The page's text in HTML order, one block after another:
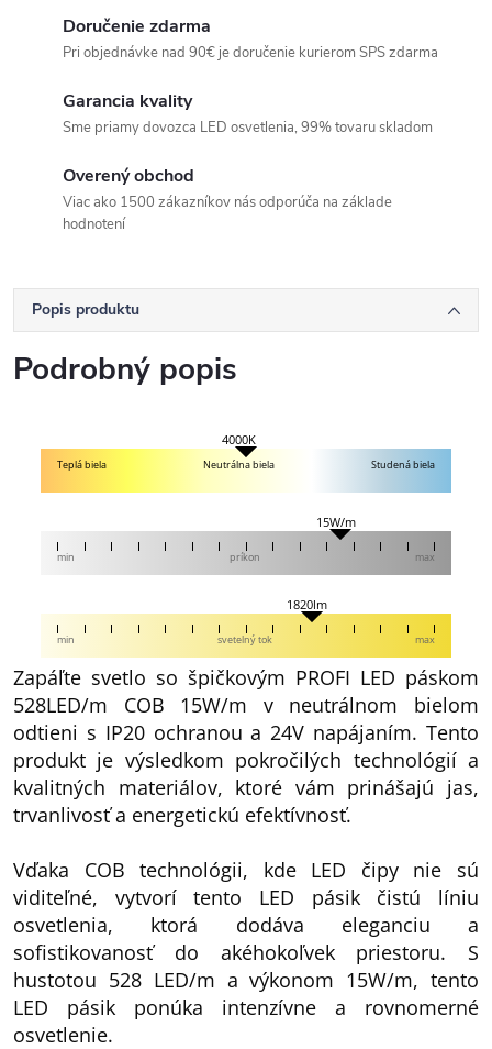
Doručenie zdarma
Pri objednávke nad 90€ je doručenie kurierom SPS zdarma
Garancia kvality
Sme priamy dovozca LED osvetlenia, 99% tovaru skladom
Overený obchod
Viac ako 1500 zákazníkov nás odporúča na základe
hodnotení
Popis produktu
Podrobný popis
4000K
Teplá biela Neutrálna biela Studená biela
15W/m
min príkon max
1820lm
min svetelný tok max
Zapáľte svetlo so špičkovým PROFI LED páskom
528LED/m COB 15W/m v neutrálnom bielom
odtieni s IP20 ochranou a 24V napájaním. Tento
produkt je výsledkom pokročilých technológií a
kvalitných materiálov, ktoré vám prinášajú jas,
trvanlivosť a energetickú efektívnosť.
Vďaka COB technológii, kde LED čipy nie sú
viditeľné, vytvorí tento LED pásik čistú líniu
osvetlenia, ktorá dodáva eleganciu a
sofistikovanosť do akéhokoľvek priestoru. S
hustotou 528 LED/m a výkonom 15W/m, tento
LED pásik ponúka intenzívne a rovnomerné
osvetlenie.